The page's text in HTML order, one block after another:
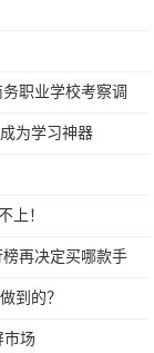
职业学校考察调
为学习神器
上！
再决定买哪款手
到的？
市场